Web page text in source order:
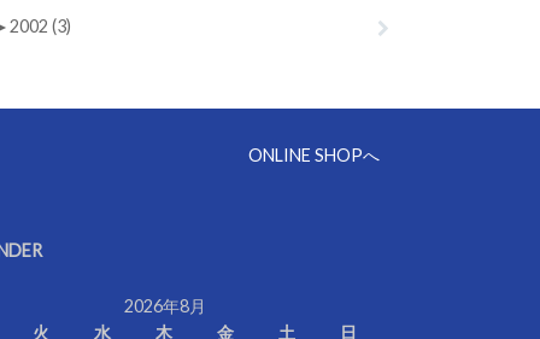
2002 (3)
ONLINE SHOPへ
2026年8月
火 水 木 金 土 日